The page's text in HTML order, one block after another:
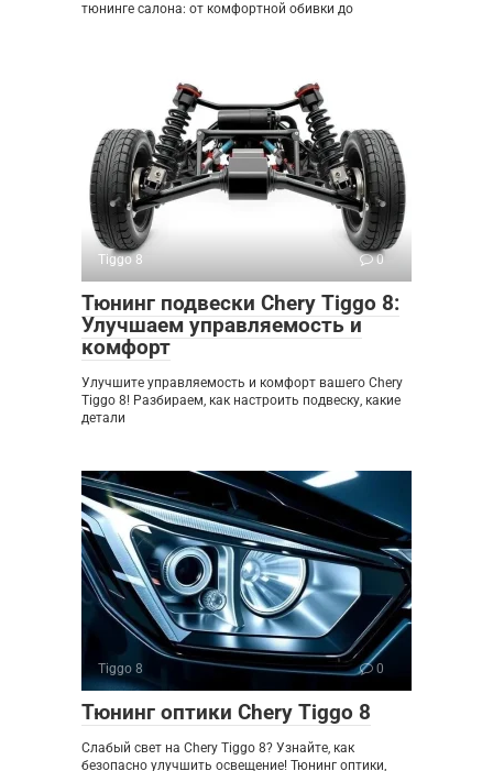
тюнинге салона: от комфортной обивки до
Tiggo 8 0
Тюнинг подвески Chery Tiggo 8:
Улучшаем управляемость и
комфорт
Улучшите управляемость и комфорт вашего Chery
Tiggo 8! Разбираем, как настроить подвеску, какие
детали
Tiggo 8 0
Тюнинг оптики Chery Tiggo 8
Слабый свет на Chery Tiggo 8? Узнайте, как
безопасно улучшить освещение! Тюнинг оптики,